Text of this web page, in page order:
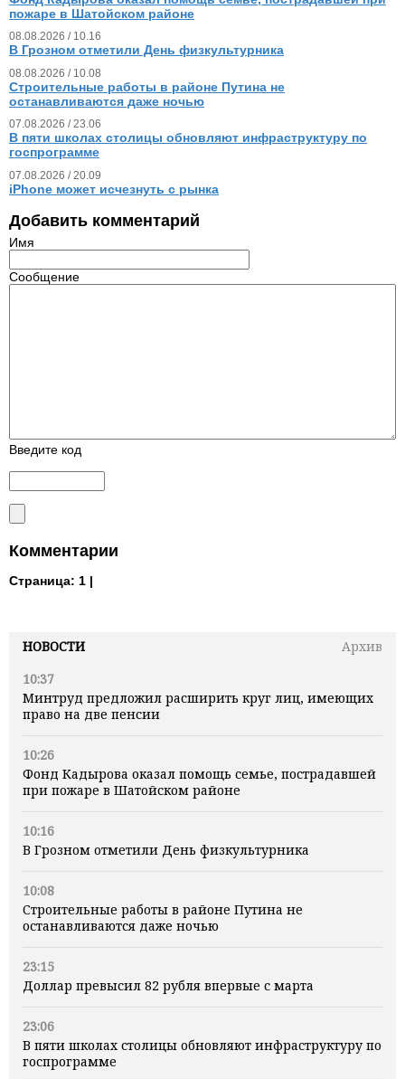
НОВОСТИ
Архив
10:37
Минтруд предложил расширить круг лиц, имеющих
право на две пенсии
10:26
Фонд Кадырова оказал помощь семье, пострадавшей
при пожаре в Шатойском районе
10:16
В Грозном отметили День физкультурника
10:08
Строительные работы в районе Путина не
останавливаются даже ночью
23:15
Доллар превысил 82 рубля впервые с марта
23:06
В пяти школах столицы обновляют инфраструктуру по
госпрограмме
пожаре в Шатойском районе
08.08.2026 / 10.16
В Грозном отметили День физкультурника
08.08.2026 / 10.08
Строительные работы в районе Путина не
останавливаются даже ночью
07.08.2026 / 23.06
В пяти школах столицы обновляют инфраструктуру по
госпрограмме
07.08.2026 / 20.09
iPhone может исчезнуть с рынка
Добавить комментарий
Имя
Сообщение
Введите код
Комментарии
Страница: 1 |